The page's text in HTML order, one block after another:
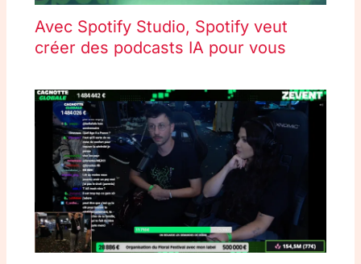
Avec Spotify Studio, Spotify veut
créer des podcasts IA pour vous